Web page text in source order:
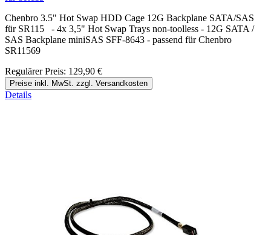
Chenbro 3.5" Hot Swap HDD Cage 12G Backplane SATA/SAS
für SR115 - 4x 3,5" Hot Swap Trays non-toolless - 12G SATA /
SAS Backplane miniSAS SFF-8643 - passend für Chenbro
SR11569
Regulärer Preis: 129,90 €
Preise inkl. MwSt. zzgl. Versandkosten
Details